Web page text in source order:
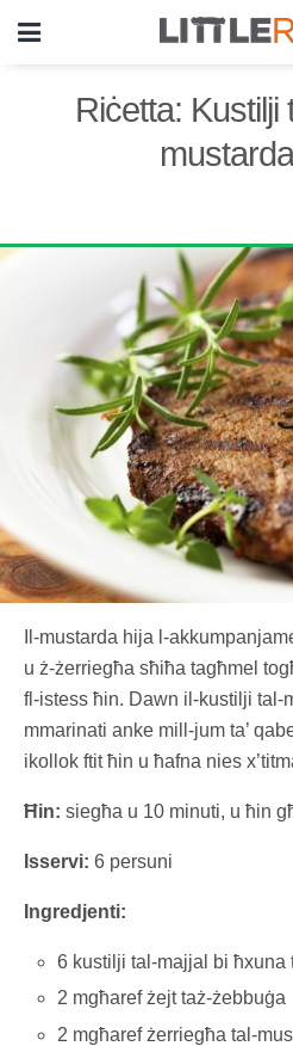
Riċetta: Kustilji
Il-mustarda hija l-
u ż-żerriegħa sħiħa tagħmel
fl-istess ħin. Dawn il-kustilji tal-
mmarinati anke mill-jum ta’
ikollok ftit ħin u ħafna nies
Ħin: siegħa u 10 minuti, u ħin
Isservi: 6 persuni
Ingredjenti:
6 kustilji tal-majjal bi ħxuna
2 mgħaref żejt taż-żebbuġa
2 mgħaref żerriegħa tal-